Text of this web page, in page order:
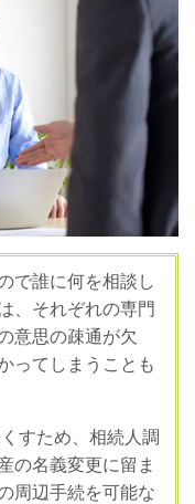
で誰に何を相談し
、それぞれの専門
意思の疎通が欠
ってしまうことも
すため、相続人調
の名義変更に留ま
周辺手続を可能な